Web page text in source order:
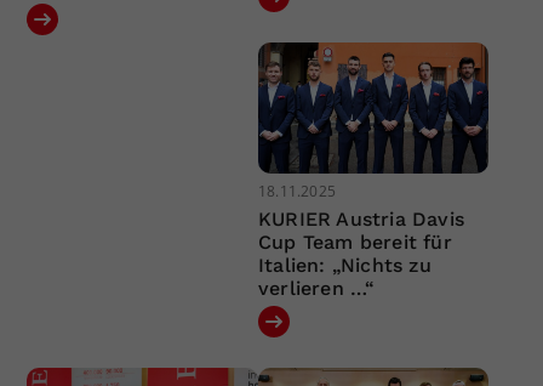
18.11.2025
KURIER Austria Davis
Cup Team bereit für
Italien: „Nichts zu
verlieren …“